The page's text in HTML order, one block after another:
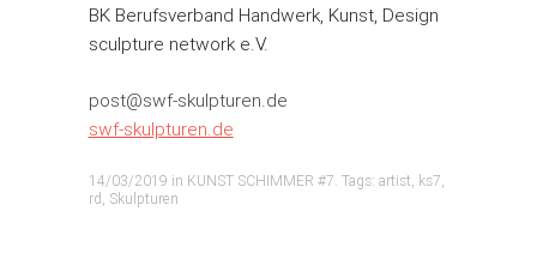
BK Berufsverband Handwerk, Kunst, Design
sculpture network e.V.
post@swf-skulpturen.de
swf-skulpturen.de
14/03/2019 in KUNST SCHIMMER #7. Tags: artist, ks7,
rd , Skulpturen